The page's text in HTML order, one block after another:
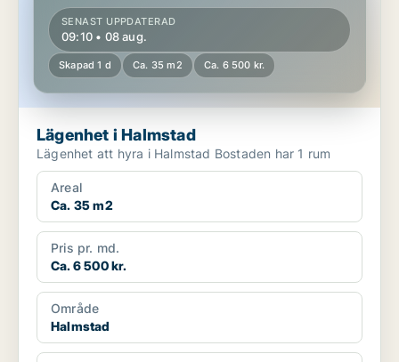
SENAST UPPDATERAD
09:10 • 08 aug.
Skapad 1 d Ca. 35 m2 Ca. 6 500 kr.
Lägenhet i Halmstad
Lägenhet att hyra i Halmstad Bostaden har 1 rum
Areal
Ca. 35 m2
Pris pr. md.
Ca. 6 500 kr.
Område
Halmstad